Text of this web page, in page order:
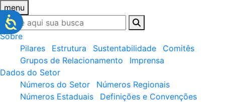
menu
Sobre
Pilares
Estrutura Sustentabilidade
Comitês
Grupos de Relacionamento
Imprensa
Dados do Setor
Números do Setor
Números Regionais
Números Estaduais
Definições e Convenções